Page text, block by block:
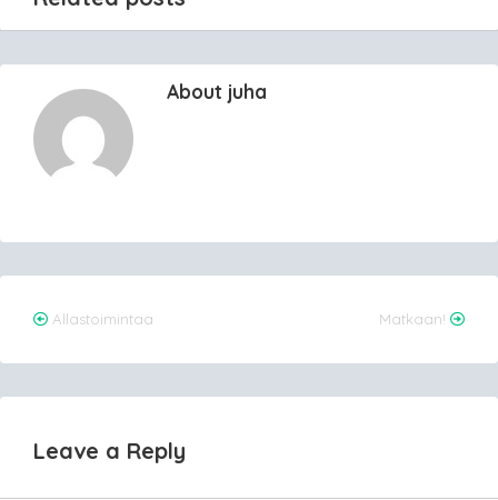
About juha
Post
navigation
Allastoimintaa Matkaan!
Leave a Reply